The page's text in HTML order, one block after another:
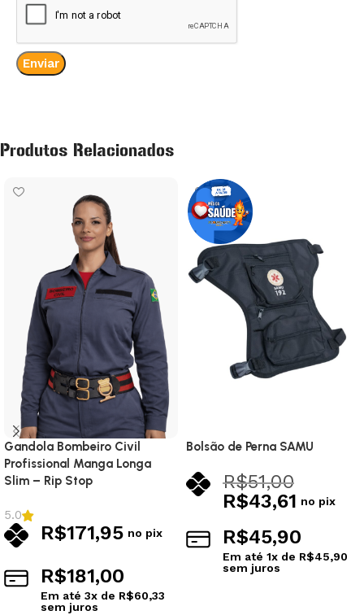
Produtos Relacionados
Gandola Bombeiro Civil
Profissional Manga Longa
Slim – Rip Stop
5.0
R$171,95 no pix
R$181,00
Em até 3x de R$60,33
sem juros
Bolsão de Perna SAMU
R$51,00
R$43,61 no pix
R$45,90
Em até 1x de R$45,90
sem juros